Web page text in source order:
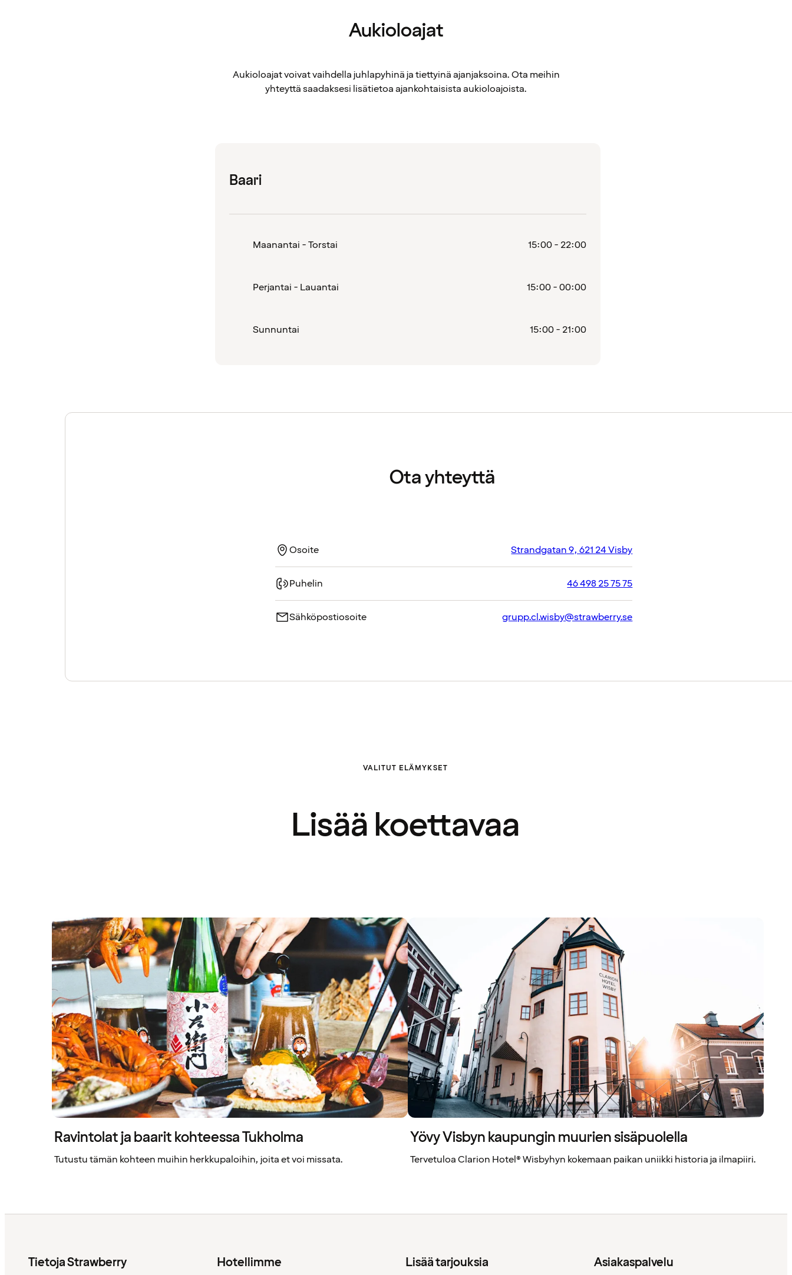
Aukioloajat
Aukioloajat voivat vaihdella juhlapyhinä ja tiettyinä ajanjaksoina. Ota meihin
yhteyttä saadaksesi lisätietoa ajankohtaisista aukioloajoista.
Baari
Maanantai - Torstai 15:00 - 22:00
Perjantai - Lauantai 15:00 - 00:00
Sunnuntai 15:00 - 21:00
Ota yhteyttä
Osoite Strandgatan 9, 621 24 Visby
Puhelin 46 498 25 75 75
Sähköpostiosoite grupp.cl.wisby@strawberry.se
VALITUT ELÄMYKSET
Lisää koettavaa
Ravintolat ja baarit kohteessa Tukholma
Tutustu tämän kohteen muihin herkkupaloihin, joita et voi missata.
Yövy Visbyn kaupungin muurien sisäpuolella
Tervetuloa Clarion Hotel® Wisbyhyn kokemaan paikan uniikki historia ja ilmapiiri.
Tietoja Strawberry Hotellimme Lisää tarjouksia Asiakaspalvelu